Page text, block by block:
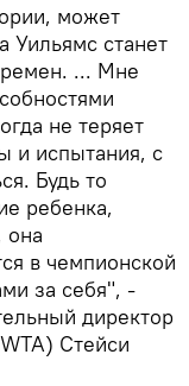
может
Уильямс станет
... Мне
не теряет
и испытания, с
Будь то
ребенка,
она
в чемпионской
за себя", -
директор
Стейси